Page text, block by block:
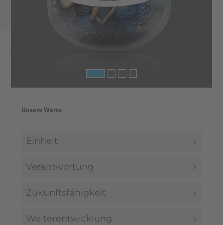
Unsere Werte
Einheit
Verantwortung
Zukunftsfähigkeit
Weiterentwicklung